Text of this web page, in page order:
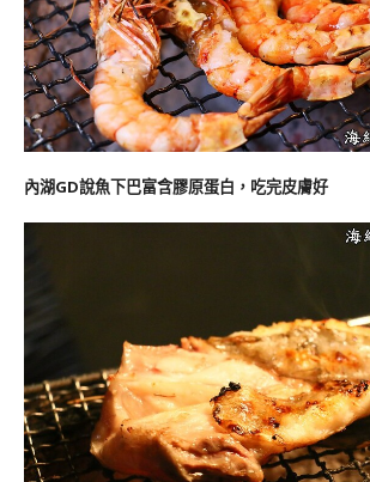
內湖GD說魚下巴富含膠原蛋白，吃完皮膚好